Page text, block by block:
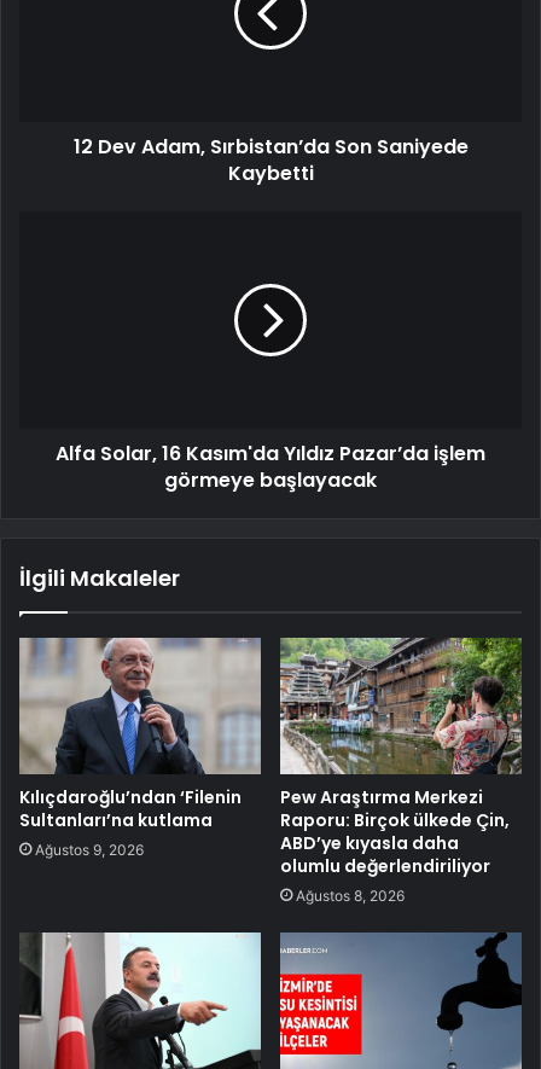
12 Dev Adam, Sırbistan’da Son Saniyede
Kaybetti
Alfa Solar, 16 Kasım'da Yıldız Pazar’da işlem
görmeye başlayacak
İlgili Makaleler
Kılıçdaroğlu’ndan ‘Filenin
Sultanları’na kutlama
Ağustos 9, 2026
Pew Araştırma Merkezi
Raporu: Birçok ülkede Çin,
ABD’ye kıyasla daha
olumlu değerlendiriliyor
Ağustos 8, 2026